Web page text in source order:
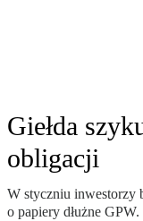
Giełda
obligacji
W styczniu inwestorzy
o papiery dłużne